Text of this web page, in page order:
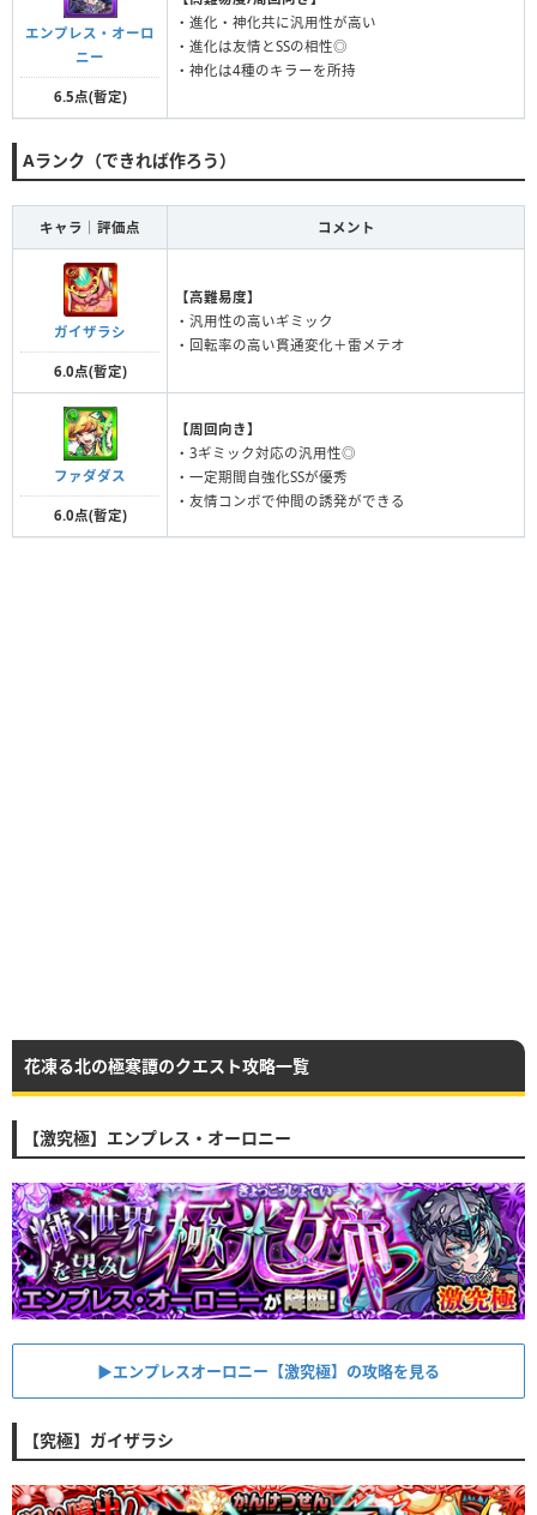
エンプレス・オーロ
ニー
6.5点(暫定)
・進化・神化共に汎用性が高い
・進化は友情とSSの相性◎
・神化は4種のキラーを所持
Aランク（できれば作ろう）
キャラ｜評価点 コメント
ガイザラシ
6.0点(暫定)
【高難易度】
・汎用性の高いギミック
・回転率の高い貫通変化＋雷メテオ
ファダダス
6.0点(暫定)
【周回向き】
・3ギミック対応の汎用性◎
・一定期間自強化SSが優秀
・友情コンボで仲間の誘発ができる
花凍る北の極寒譚のクエスト攻略一覧
【激究極】エンプレス・オーロニー
▶︎エンプレスオーロニー【激究極】の攻略を見る
【究極】ガイザラシ